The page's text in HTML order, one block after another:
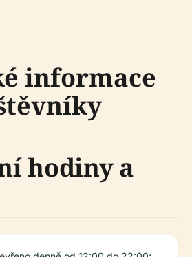
informace
hodiny a